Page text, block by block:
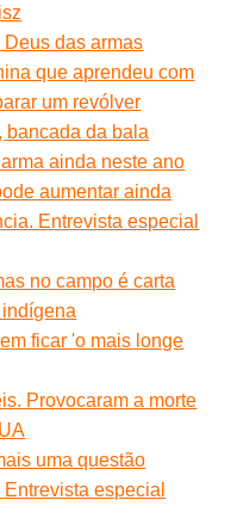
das armas
que aprendeu com
um revólver
bancada da bala
ainda neste ano
aumentar ainda
Entrevista especial
no campo é carta
indígena
ficar 'o mais longe
Provocaram a morte
uma questão
especial